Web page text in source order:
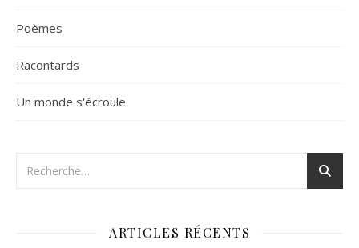
Poèmes
Racontards
Un monde s'écroule
ARTICLES RÉCENTS